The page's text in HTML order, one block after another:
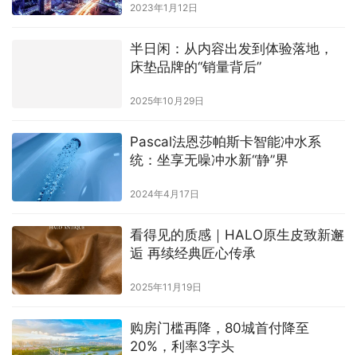
2023年1月12日
半日闲：从内容出发到体验落地，
床垫品牌的“销量背后”
2025年10月29日
Pascal法恩莎帕斯卡智能冲水系
统：坐享无噪冲水新“静”界
2024年4月17日
看得见的质感｜HALO原生皮致新邂
逅 再续经典匠心传承
2025年11月19日
购房门槛再降，80城首付降至
20%，利率3字头